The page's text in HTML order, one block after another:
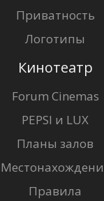
Приватность
Логотипы
Кинотеатр
Forum Cinemas
PEPSI и LUX
Планы залов
Правила